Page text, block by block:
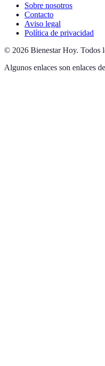
Sobre nosotros
Contacto
Aviso legal
Política de privacidad
© 2026 Bienestar Hoy. Todos
Algunos enlaces son enlaces